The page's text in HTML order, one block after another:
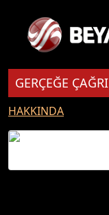
GERÇEĞE ÇAĞRI
HAKKINDA